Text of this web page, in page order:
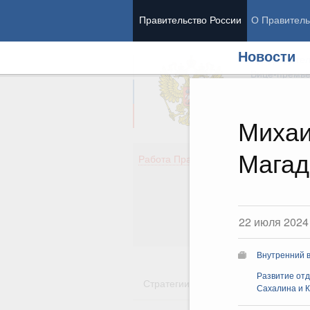
Правительство России О
Новости
22 июля 2024
Внутренний
Развитие
Сахалина и
Вице-
Работа Правительства
Стратегии Государственные